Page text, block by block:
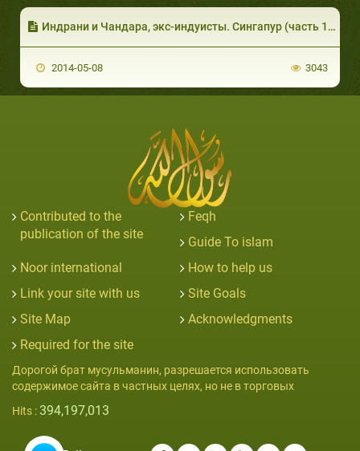
Индрани и Чандара, экс-индуисты. Сингапур (часть 1 из 3)
2014-05-08 3043
Contributed to the
publication of the site
Feqh
Guide To islam
Noor international
How to help us
Link your site with us
Site Goals
Site Map
Acknowledgments
Required for the site
Дорогой брат мусульманин, разрешается использовать
содержимое сайта в частных целях, но не в торговых
Hits : 394,197,013